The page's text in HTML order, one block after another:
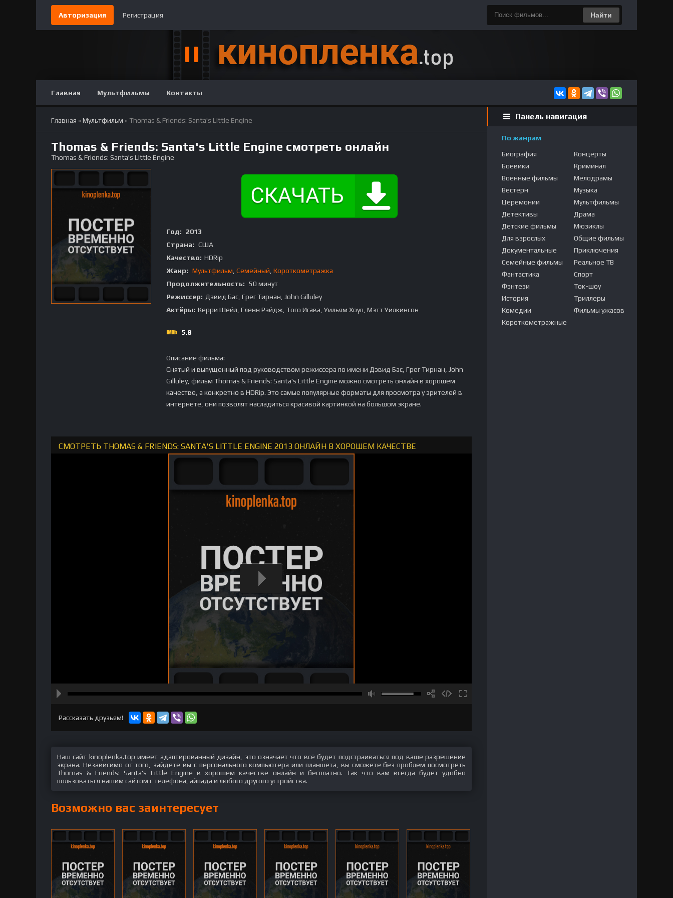
Авторизация Регистрация Найти
Главная Мультфильмы Контакты
Главная »Мультфильм » Thomas & Friends: Santa's Little Engine
Thomas & Friends: Santa's Little Engine смотреть онлайн
Thomas & Friends: Santa's Little Engine
Год:
2013
Страна: США
Качество: HDRip
Жанр: Мультфильм Семейный Короткометражка
Продолжительность: 50 минут
Режиссер: Дэвид Бас, Грег Тирнан, John Gilluley
Актёры: Керри Шейл, Гленн Рэйдж, Того Игава, Уильям Хоуп, Мэтт Уилкинсон
5.8
Описание фильма:
Снятый и выпущенный под руководством режиссера по имени Дэвид Бас, Грег Тирнан, John
Gilluley, фильм Thomas & Friends: Santa's Little Engine можно смотреть онлайн в хорошем
качестве, а конкретно в HDRip. Это самые популярные форматы для просмотра у зрителей в
интернете, они позволят насладиться красивой картинкой на большом экране.
СМОТРЕТЬ THOMAS & FRIENDS: SANTA'S LITTLE ENGINE 2013 ОНЛАЙН В ХОРОШЕМ КАЧЕСТВЕ
Рассказать друзьям!
Наш сайт kinoplenka.top имеет адаптированный дизайн, это означает что всё будет подстраиваться под ваше разрешение
экрана. Независимо от того, зайдете вы с персонального компьютера или планшета, вы сможете без проблем посмотреть
Thomas & Friends: Santa's Little Engine в хорошем качестве онлайн и бесплатно. Так что вам всегда будет удобно
пользоваться нашим сайтом с телефона, айпада и любого другого устройства.
Возможно вас заинтересует
Панель навигация
По жанрам
Биография
Боевики
Военные фильмы
Вестерн
Церемонии
Детективы
Детские фильмы
Для взрослых
Документальные
Семейные фильмы
Фантастика
Фэнтези
История
Комедии
Короткометражные
Концерты
Криминал
Мелодрамы
Музыка
Мультфильмы
Драма
Мюзиклы
Общие фильмы
Приключения
Реальное ТВ
Спорт
Ток-шоу
Триллеры
Фильмы ужасов